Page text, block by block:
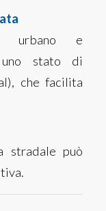
urbano e
uno stato di
che facilita
stradale può